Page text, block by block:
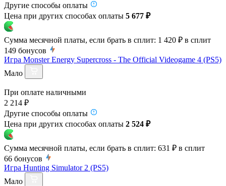
Другие способы оплаты
Цена при других способах оплаты 5 677 ₽
Сумма месячной платы, если брать в сплит: 1 420 ₽ в сплит
149 бонусов
Игра Monster Energy Supercross - The Official Videogame 4 (PS5)
Мало
При оплате наличными
2 214 ₽
Другие способы оплаты
Цена при других способах оплаты 2 524 ₽
Сумма месячной платы, если брать в сплит: 631 ₽ в сплит
66 бонусов
Игра Hunting Simulator 2 (PS5)
Мало